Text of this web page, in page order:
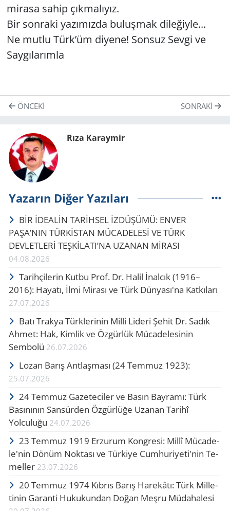
mi­ra­sa sahip çık­ma­lı­yız.
Bir son­ra­ki ya­zı­mız­da bu­luş­mak di­le­ğiy­le...
Ne mutlu Türk’üm di­ye­ne! Son­suz Sevgi ve
Say­gı­la­rım­la
ÖNCEKI SONRAKI
Rıza Karaymir
Yazarın Diğer Yazıları
BİR İDEALİN TARİHSEL İZDÜŞÜMÜ: ENVER
PAŞA’NIN TÜRKİSTAN MÜCADELESİ VE TÜRK
DEVLETLERİ TEŞKİLATI’NA UZANAN MİRASI
04.08.2026
Tarihçilerin Kutbu Prof. Dr. Halil İnalcık (1916–
2016): Hayatı, İlmi Mirası ve Türk Dünyası'na Katkıları
27.07.2026
Batı Trakya Türklerinin Milli Lideri Şehit Dr. Sadık
Ahmet: Hak, Kimlik ve Özgürlük Mücadelesinin
Sembolü 26.07.2026
Lozan Barış Ant­laş­ma­sı (24 Tem­muz 1923):
25.07.2026
24 Temmuz Gazeteciler ve Basın Bayramı: Türk
Basınının Sansürden Özgürlüğe Uzanan Tarihî
Yolculuğu 24.07.2026
23 Tem­muz 1919 Er­zu­rum Kong­re­si: Millî Mü­ca­de­
le'nin Dönüm Nok­ta­sı ve Tür­ki­ye Cum­hu­ri­ye­ti'nin Te­
mel­le­r 23.07.2026
20 Tem­muz 1974 Kıb­rıs Barış Ha­re­kâ­tı: Türk Mil­le­
ti­nin Ga­ran­ti Hu­ku­kun­dan Doğan Meşru Mü­da­ha­le­si